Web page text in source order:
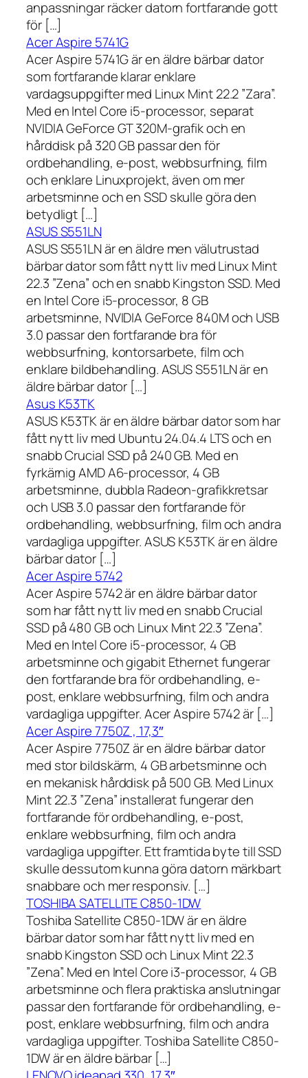
anpassningar räcker datorn fortfarande gott
för […]
Acer Aspire 5741G
Acer Aspire 5741G är en äldre bärbar dator
som fortfarande klarar enklare
vardagsuppgifter med Linux Mint 22.2 ”Zara”.
Med en Intel Core i5-processor, separat
NVIDIA GeForce GT 320M-grafik och en
hårddisk på 320 GB passar den för
ordbehandling, e-post, webbsurfning, film
och enklare Linuxprojekt, även om mer
arbetsminne och en SSD skulle göra den
betydligt […]
ASUS S551LN
ASUS S551LN är en äldre men välutrustad
bärbar dator som fått nytt liv med Linux Mint
22.3 ”Zena” och en snabb Kingston SSD. Med
en Intel Core i5-processor, 8 GB
arbetsminne, NVIDIA GeForce 840M och USB
3.0 passar den fortfarande bra för
webbsurfning, kontorsarbete, film och
enklare bildbehandling. ASUS S551LN är en
äldre bärbar dator […]
Asus K53TK
ASUS K53TK är en äldre bärbar dator som har
fått nytt liv med Ubuntu 24.04.4 LTS och en
snabb Crucial SSD på 240 GB. Med en
fyrkärnig AMD A6-processor, 4 GB
arbetsminne, dubbla Radeon-grafikkretsar
och USB 3.0 passar den fortfarande för
ordbehandling, webbsurfning, film och andra
vardagliga uppgifter. ASUS K53TK är en äldre
bärbar dator […]
Acer Aspire 5742
Acer Aspire 5742 är en äldre bärbar dator
som har fått nytt liv med en snabb Crucial
SSD på 480 GB och Linux Mint 22.3 ”Zena”.
Med en Intel Core i5-processor, 4 GB
arbetsminne och gigabit Ethernet fungerar
den fortfarande bra för ordbehandling, e-
post, enklare webbsurfning, film och andra
vardagliga uppgifter. Acer Aspire 5742 är […]
Acer Aspire 7750Z , 17,3″
Acer Aspire 7750Z är en äldre bärbar dator
med stor bildskärm, 4 GB arbetsminne och
en mekanisk hårddisk på 500 GB. Med Linux
Mint 22.3 ”Zena” installerat fungerar den
fortfarande för ordbehandling, e-post,
enklare webbsurfning, film och andra
vardagliga uppgifter. Ett framtida byte till SSD
skulle dessutom kunna göra datorn märkbart
snabbare och mer responsiv. […]
TOSHIBA SATELLITE C850-1DW
Toshiba Satellite C850-1DW är en äldre
bärbar dator som har fått nytt liv med en
snabb Kingston SSD och Linux Mint 22.3
”Zena”. Med en Intel Core i3-processor, 4 GB
arbetsminne och flera praktiska anslutningar
passar den fortfarande för ordbehandling, e-
post, enklare webbsurfning, film och andra
vardagliga uppgifter. Toshiba Satellite C850-
1DW är en äldre bärbar […]